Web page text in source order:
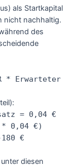
als Startkapital
nicht nachhaltig.
des
* Erwarteter
= 0,04 €
* 0,04 €)
€
diesen